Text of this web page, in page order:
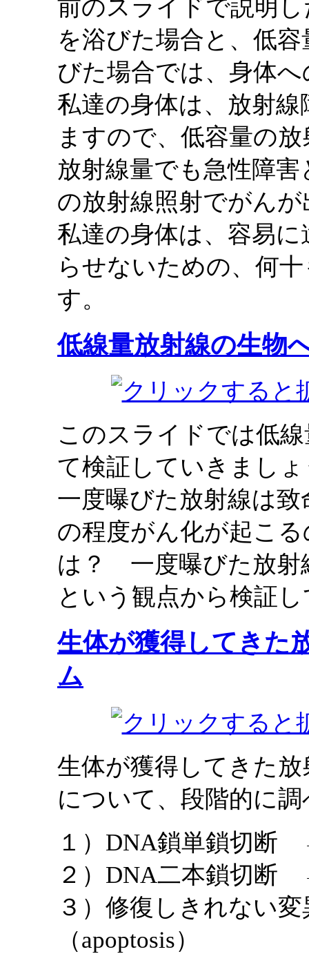
前のスライドで説明
を浴びた場合と、低
びた場合では、身体
私達の身体は、放射
ますので、低容量の
放射線量でも急性障
の放射線照射でがん
私達の身体は、容易
らせないための、何
す。
低線量放射線の生物
このスライドでは低
て検証していきまし
一度曝びた放射線は
の程度がん化が起こ
は？ 一度曝びた放射
という観点から検証
生体が獲得してきた
ム
生体が獲得してきた
について、段階的に
１）DNA鎖単鎖切
２）DNA二本鎖切
３）修復しきれな
（apoptosis）